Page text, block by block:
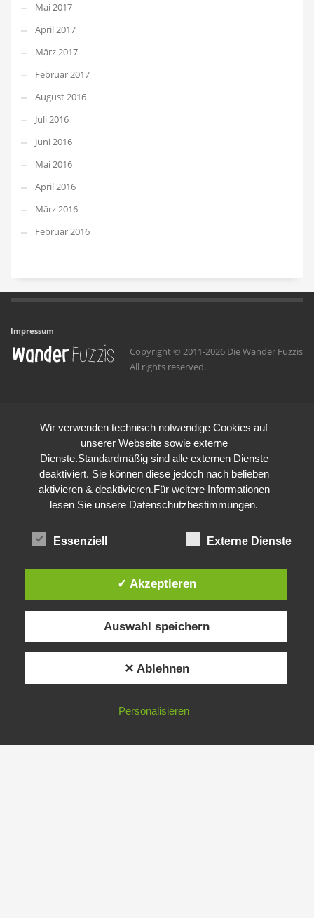
Mai 2017
April 2017
März 2017
Februar 2017
August 2016
Juli 2016
Juni 2016
Mai 2016
April 2016
März 2016
Februar 2016
Impressum
Copyright © 2011-2026 Die Wander Fuzzis
All rights reserved.
Wir verwenden technisch notwendige Cookies auf
unserer Webseite sowie externe
Dienste.Standardmäßig sind alle externen Dienste
deaktiviert. Sie können diese jedoch nach belieben
aktivieren & deaktivieren.Für weitere Informationen
lesen Sie unsere Datenschutzbestimmungen.
Essenziell Externe Dienste
✓ Akzeptieren
Auswahl speichern
✕ Ablehnen
Personalisieren